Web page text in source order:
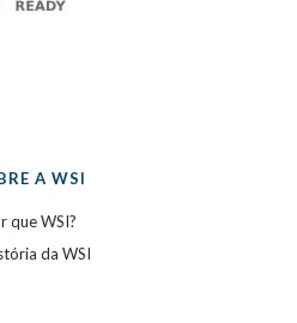
A WSI
que WSI?
da WSI